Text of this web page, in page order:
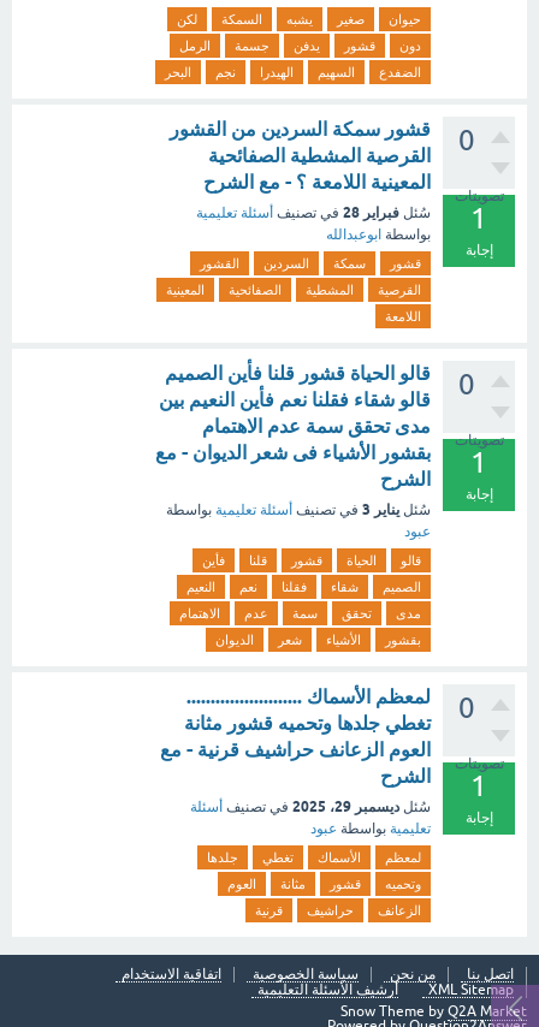
حيوان صغير يشبه السمكة
لكن
دون
قشور يدفن جسمة
الرمل
الضفدع
السهيم الهيدرا نجم البحر
0
تصويتات
1
إجابة
قشور سمكة السردين من القشور
القرصية المشطية الصفائحية
المعينية اللامعة ؟ - مع الشرح
سُئل فبراير 28 في تصنيف أسئلة تعليمية
بواسطة ابوعبدالله
قشور سمكة السردين
القشور
القرصية
المشطية الصفائحية
المعينية
اللامعة
0
تصويتات
1
إجابة
قالو الحياة قشور قلنا فأين الصميم
قالو شقاء فقلنا نعم فأين النعيم بين
مدى تحقق سمة عدم الاهتمام
بقشور الأشياء فى شعر الديوان - مع
الشرح
سُئل يناير 3 في تصنيف أسئلة تعليمية بواسطة
عبود
قالو الحياة قشور قلنا
فأين
الصميم
شقاء فقلنا نعم
النعيم
مدى
تحقق سمة عدم
الاهتمام
بقشور
الأشياء شعر الديوان
0
تصويتات
1
إجابة
لمعظم الأسماك ........................
تغطي جلدها وتحميه قشور مثانة
العوم الزعانف حراشيف قرنية - مع
الشرح
سُئل ديسمبر 29، 2025 في تصنيف أسئلة
تعليمية بواسطة عبود
لمعظم الأسماك تغطي
جلدها
وتحميه
قشور مثانة
العوم
الزعانف
حراشيف قرنية
اتصل بنا من نحن سياسة الخصوصية
اتفاقية الاستخدام
XML Sitemap
أرشيف الأسئلة التعليمية
Snow Theme by Q2A Market